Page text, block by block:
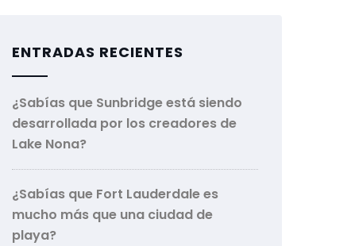
ENTRADAS RECIENTES
¿Sabías que Sunbridge está siendo
desarrollada por los creadores de
Lake Nona?
¿Sabías que Fort Lauderdale es
mucho más que una ciudad de
playa?